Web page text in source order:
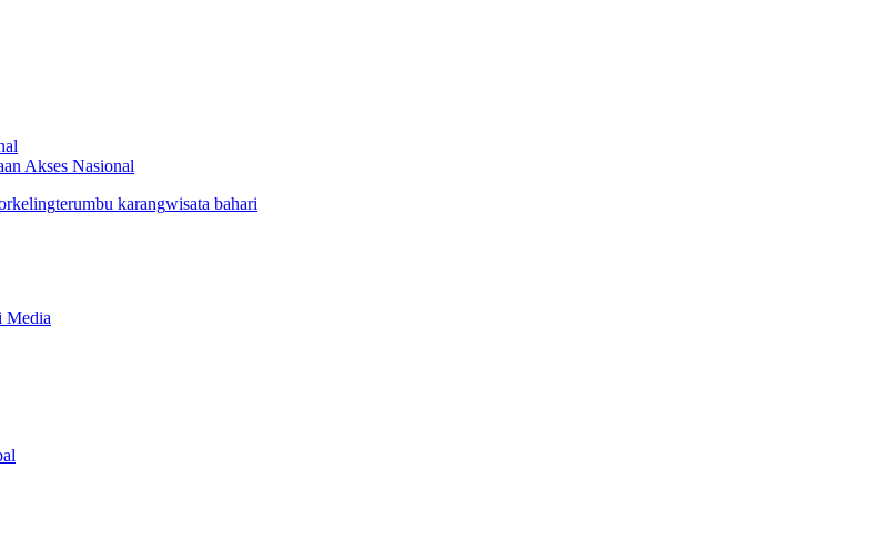
Akses Nasional
terumbu karangwisata bahari
Media